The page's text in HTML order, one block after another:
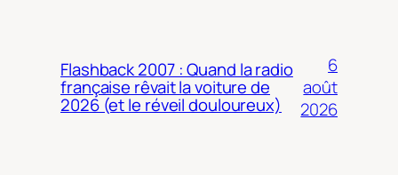
Flashback 2007 : Quand la radio
française rêvait la voiture de
2026 (et le réveil douloureux)
6
août
2026